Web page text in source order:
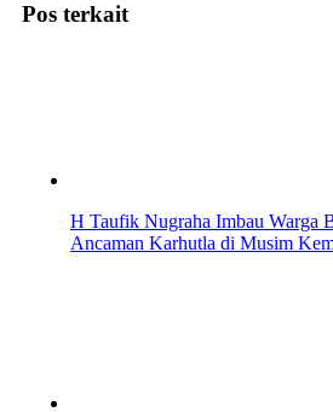
Pos terkait
H Taufik Nugraha Imbau Warga
Ancaman Karhutla di Musim